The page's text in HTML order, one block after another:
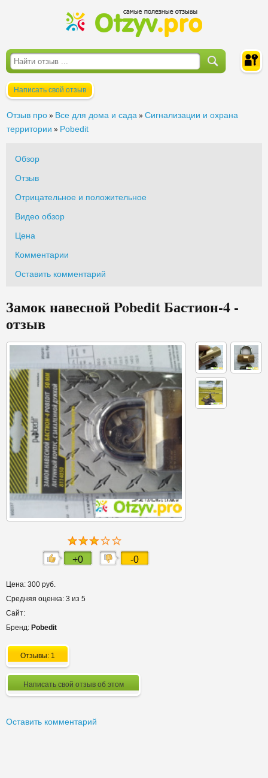
Написать свой отзыв
Отзыв про » Все для дома и сада » Сигнализации и охрана
территории » Pobedit
Обзор
Отзыв
Отрицательное и положительное
Видео обзор
Цена
Комментарии
Оставить комментарий
Замок навесной Pobedit Бастион-4 -
отзыв
+0 -0
Цена: 300 руб.
Средняя оценка: 3 из 5
Сайт:
Бренд: Pobedit
Отзывы: 1
Написать свой отзыв об этом
Оставить комментарий